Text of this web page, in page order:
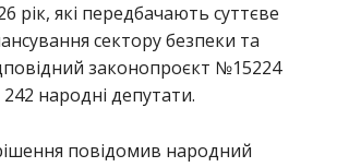
рік, які передбачають суттєве
сектору безпеки та
законопроєкт №15224
народні депутати.
повідомив народний